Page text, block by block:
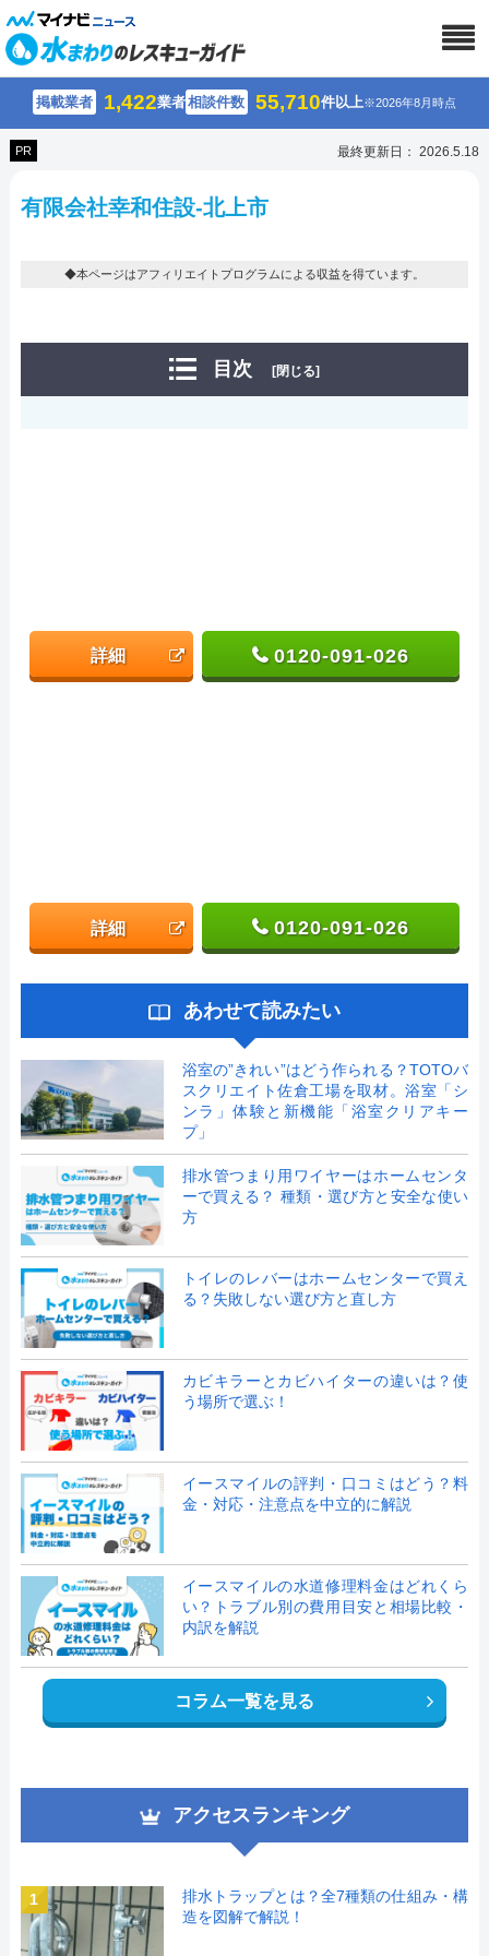
掲載業者 1,422業者相談件数 55,710件以上※2026年8月時点
PR 最終更新日： 2026.5.18
有限会社幸和住設-北上市
◆本ページはアフィリエイトプログラムによる収益を得ています。
目次 [閉じる]
詳細 0120-091-026
詳細 0120-091-026
あわせて読みたい
浴室の”きれい”はどう作られる？TOTOバ
スクリエイト佐倉工場を取材。浴室「シ
ンラ」体験と新機能「浴室クリアキー
プ」
排水管つまり用ワイヤーはホームセンタ
ーで買える？ 種類・選び方と安全な使い
方
トイレのレバーはホームセンターで買え
る？失敗しない選び方と直し方
カビキラーとカビハイターの違いは？使
う場所で選ぶ！
イースマイルの評判・口コミはどう？料
金・対応・注意点を中立的に解説
イースマイルの水道修理料金はどれくら
い？トラブル別の費用目安と相場比較・
内訳を解説
コラム一覧を見る
アクセスランキング
1
排水トラップとは？全7種類の仕組み・構
造を図解で解説！